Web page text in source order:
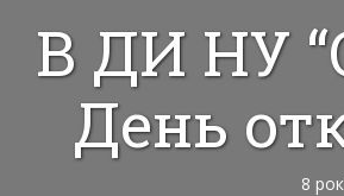
В ДИ НУ
День
8